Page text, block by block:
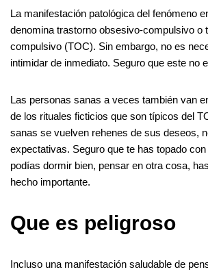
La manifestación patológica del fenómeno
denomina trastorno obsesivo-compulsivo o
compulsivo (TOC). Sin embargo, no es
intimidar de inmediato. Seguro que este no
Las personas sanas a veces también van
de los rituales ficticios que son típicos del
sanas se vuelven rehenes de sus deseos,
expectativas. Seguro que te has topado
podías dormir bien, pensar en otra cosa,
hecho importante.
Que es peligroso
Incluso una manifestación saludable de